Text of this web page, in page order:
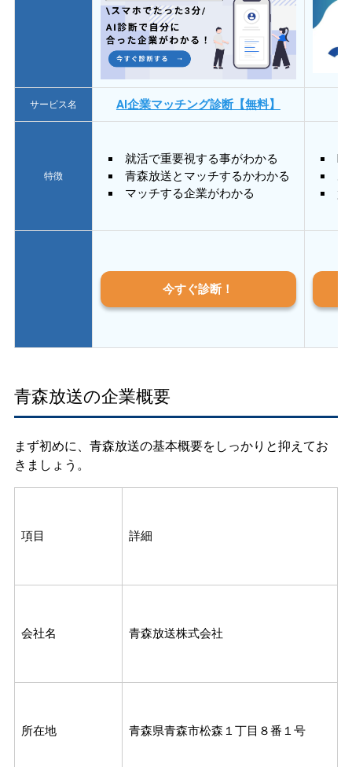
サービス名 AI企業マッチング診断【無料】
特徴
就活で重要視する事がわかる
青森放送とマッチするかわかる
マッチする企業がわかる
質
今すぐ診断！
青森放送の企業概要
まず初めに、青森放送の基本概要をしっかりと抑えてお
きましょう。
項目 詳細
会社名 青森放送株式会社
所在地 青森県青森市松森１丁目８番１号